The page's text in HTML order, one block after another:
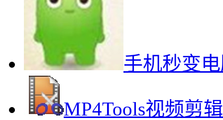
手机秒变
MP4Tools视频剪